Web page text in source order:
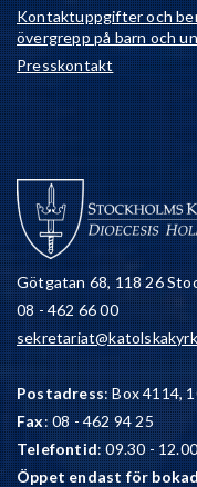
Kontaktuppgifter och
övergrepp på barn och
Presskontakt
Götgatan 68, 118 26
08 - 462 66 00
Postadress: Box 4114,
Fax: 08 - 462 94 25
Telefontid: 09.30 - 12.00
Öppet endast för